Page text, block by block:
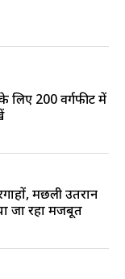
लिए 200 वर्गफीट में
मछली उतरान
जा रहा मजबूत